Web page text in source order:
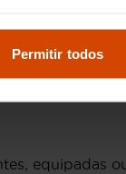
Permitir todos
equipadas